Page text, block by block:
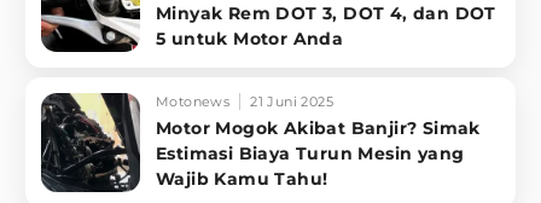
Minyak Rem DOT 3, DOT 4, dan DOT
5 untuk Motor Anda
Motonews 21 Juni 2025
Motor Mogok Akibat Banjir? Simak
Estimasi Biaya Turun Mesin yang
Wajib Kamu Tahu!